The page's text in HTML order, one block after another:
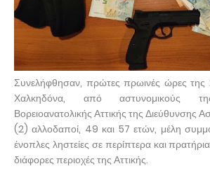
Συνελήφθησαν, πρώτες πρωινές ώρες
Χαλκηδόνα, από αστυνομικούς
Βορειοανατολικής Αττικής της Διεύθυνσης
(2) αλλοδαποί, 49 και 57 ετών, μέλη
ένοπλες ληστείες σε περίπτερα και
διάφορες περιοχές της Αττικής.